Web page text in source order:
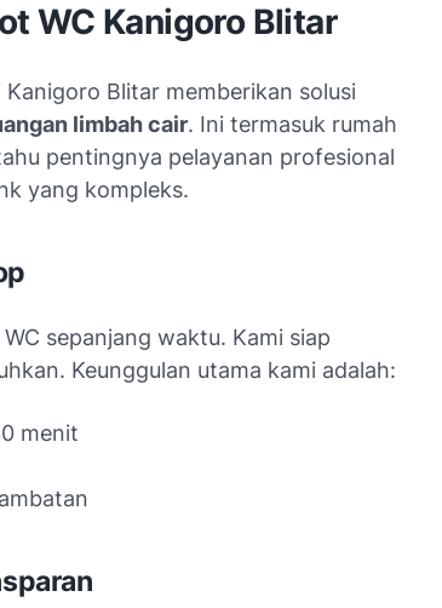
WC Kanigoro Blitar
Kanigoro Blitar memberikan solusi
limbah cair. Ini termasuk rumah
pentingnya pelayanan profesional
yang kompleks.
sepanjang waktu. Kami siap
Keunggulan utama kami adalah:
menit